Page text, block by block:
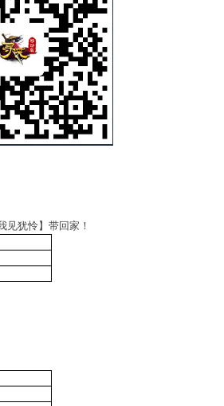
见犹怜】带回家！